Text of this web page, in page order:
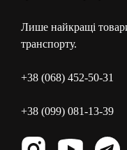
Лише найкращі
транспорту.
+38 (068) 452-50-31
+38 (099) 081-13-39